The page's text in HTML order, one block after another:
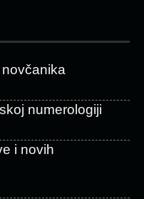
numerologiji
i novih